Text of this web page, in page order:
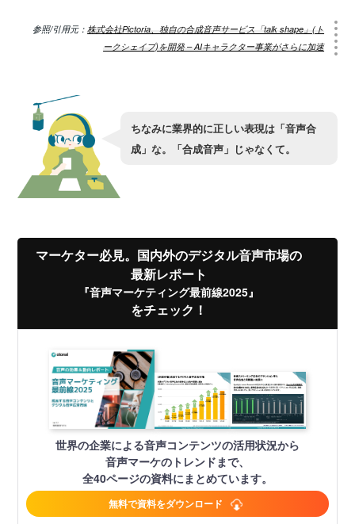
参照/引用元：株式会社Pictoria、独自の合成音声サービス「talk shape」(ト
ークシェイプ)を開発 – AIキャラクター事業がさらに加速
ちなみに業界的に正しい表現は「音声合
成」な。「合成音声」じゃなくて。
マーケター必見。国内外のデジタル音声市場の
最新レポート
『音声マーケティング最前線2025』
をチェック！
世界の企業による音声コンテンツの活用状況から
音声マーケのトレンドまで、
全40ページの資料にまとめています。
無料で資料をダウンロード